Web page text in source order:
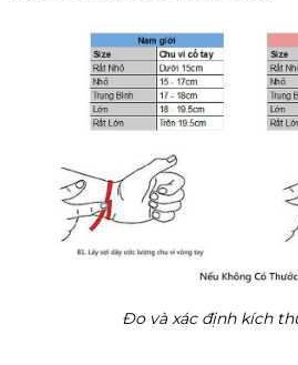
Đo và xác định kích